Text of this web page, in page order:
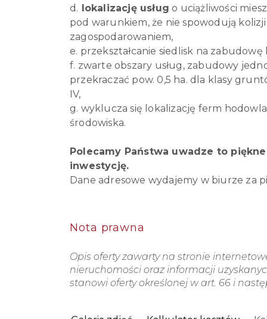
d. lokalizację usług o uciążliwości
pod warunkiem, że nie spowodują
zagospodarowaniem,
e. przekształcanie siedlisk na zabudowę
f. zwarte obszary usług, zabudowy
przekraczać pow. 0,5 ha. dla klasy
IV,
g. wyklucza się lokalizację ferm
środowiska.
Polecamy Państwa uwadze to
inwestycję.
Dane adresowe wydajemy w biurze za
Nota prawna
Opis oferty zawarty na stronie
nieruchomości oraz informacji
stanowi oferty określonej w art. 66 i